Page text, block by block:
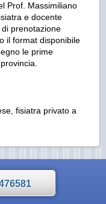
Prof. Massimiliano
e docente
prenotazione
il format disponibile
le prime
fisiatra privato a